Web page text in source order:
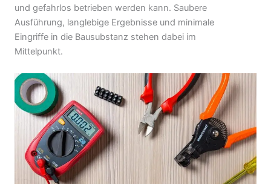
und gefahrlos betrieben werden kann. Saubere
Ausführung, langlebige Ergebnisse und minimale
Eingriffe in die Bausubstanz stehen dabei im
Mittelpunkt.